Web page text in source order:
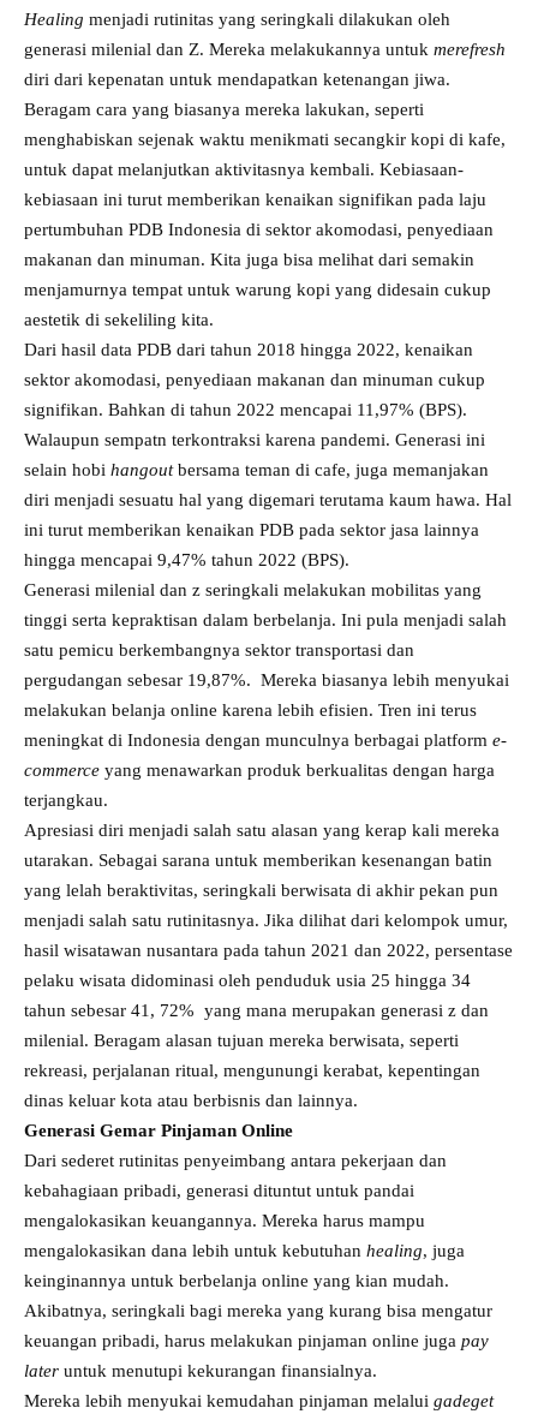
Healing menjadi rutinitas yang seringkali dilakukan oleh
generasi milenial dan Z. Mereka melakukannya untuk merefresh
diri dari kepenatan untuk mendapatkan ketenangan jiwa.
Beragam cara yang biasanya mereka lakukan, seperti
menghabiskan sejenak waktu menikmati secangkir kopi di kafe,
untuk dapat melanjutkan aktivitasnya kembali. Kebiasaan-
kebiasaan ini turut memberikan kenaikan signifikan pada laju
pertumbuhan PDB Indonesia di sektor akomodasi, penyediaan
makanan dan minuman. Kita juga bisa melihat dari semakin
menjamurnya tempat untuk warung kopi yang didesain cukup
aestetik di sekeliling kita.
Dari hasil data PDB dari tahun 2018 hingga 2022, kenaikan
sektor akomodasi, penyediaan makanan dan minuman cukup
signifikan. Bahkan di tahun 2022 mencapai 11,97% (BPS).
Walaupun sempatn terkontraksi karena pandemi. Generasi ini
selain hobi hangoutbersama teman di cafe, juga memanjakan
diri menjadi sesuatu hal yang digemari terutama kaum hawa. Hal
ini turut memberikan kenaikan PDB pada sektor jasa lainnya
hingga mencapai 9,47% tahun 2022 (BPS).
Generasi milenial dan z seringkali melakukan mobilitas yang
tinggi serta kepraktisan dalam berbelanja. Ini pula menjadi salah
satu pemicu berkembangnya sektor transportasi dan
pergudangan sebesar 19,87%. Mereka biasanya lebih menyukai
melakukan belanja online karena lebih efisien. Tren ini terus
meningkat di Indonesia dengan munculnya berbagai platform e-
commerce yang menawarkan produk berkualitas dengan harga
terjangkau.
Apresiasi diri menjadi salah satu alasan yang kerap kali mereka
utarakan. Sebagai sarana untuk memberikan kesenangan batin
yang lelah beraktivitas, seringkali berwisata di akhir pekan pun
menjadi salah satu rutinitasnya. Jika dilihat dari kelompok umur,
hasil wisatawan nusantara pada tahun 2021 dan 2022, persentase
pelaku wisata didominasi oleh penduduk usia 25 hingga 34
tahun sebesar 41, 72% yang mana merupakan generasi z dan
milenial. Beragam alasan tujuan mereka berwisata, seperti
rekreasi, perjalanan ritual, mengunungi kerabat, kepentingan
dinas keluar kota atau berbisnis dan lainnya.
Generasi Gemar Pinjaman Online
Dari sederet rutinitas penyeimbang antara pekerjaan dan
kebahagiaan pribadi, generasi dituntut untuk pandai
mengalokasikan keuangannya. Mereka harus mampu
mengalokasikan dana lebih untuk kebutuhan healing, juga
keinginannya untuk berbelanja online yang kian mudah.
Akibatnya, seringkali bagi mereka yang kurang bisa mengatur
keuangan pribadi, harus melakukan pinjaman online juga pay
later untuk menutupi kekurangan finansialnya.
Mereka lebih menyukai kemudahan pinjaman melalui gadeget